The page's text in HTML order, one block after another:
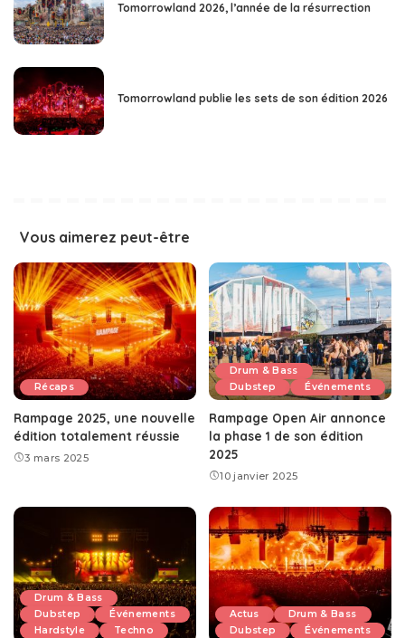
Tomorrowland 2026, l’année de la résurrection
Tomorrowland publie les sets de son édition 2026
Vous aimerez peut-être
Récaps
Rampage 2025, une nouvelle
édition totalement réussie
3 mars 2025
Drum & Bass
Dubstep
Événements
Rampage Open Air annonce
la phase 1 de son édition
2025
10 janvier 2025
Drum & Bass
Dubstep
Événements
Hardstyle
Techno
Actus
Drum & Bass
Dubstep
Événements